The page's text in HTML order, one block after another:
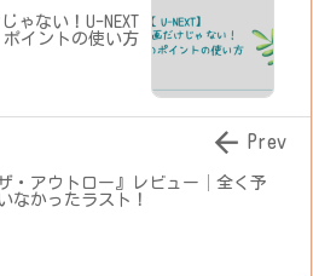
ゃない！U-NEXT
ポイントの使い方
・アウトロー』レビュー│全く予
なかったラスト！
 Prev